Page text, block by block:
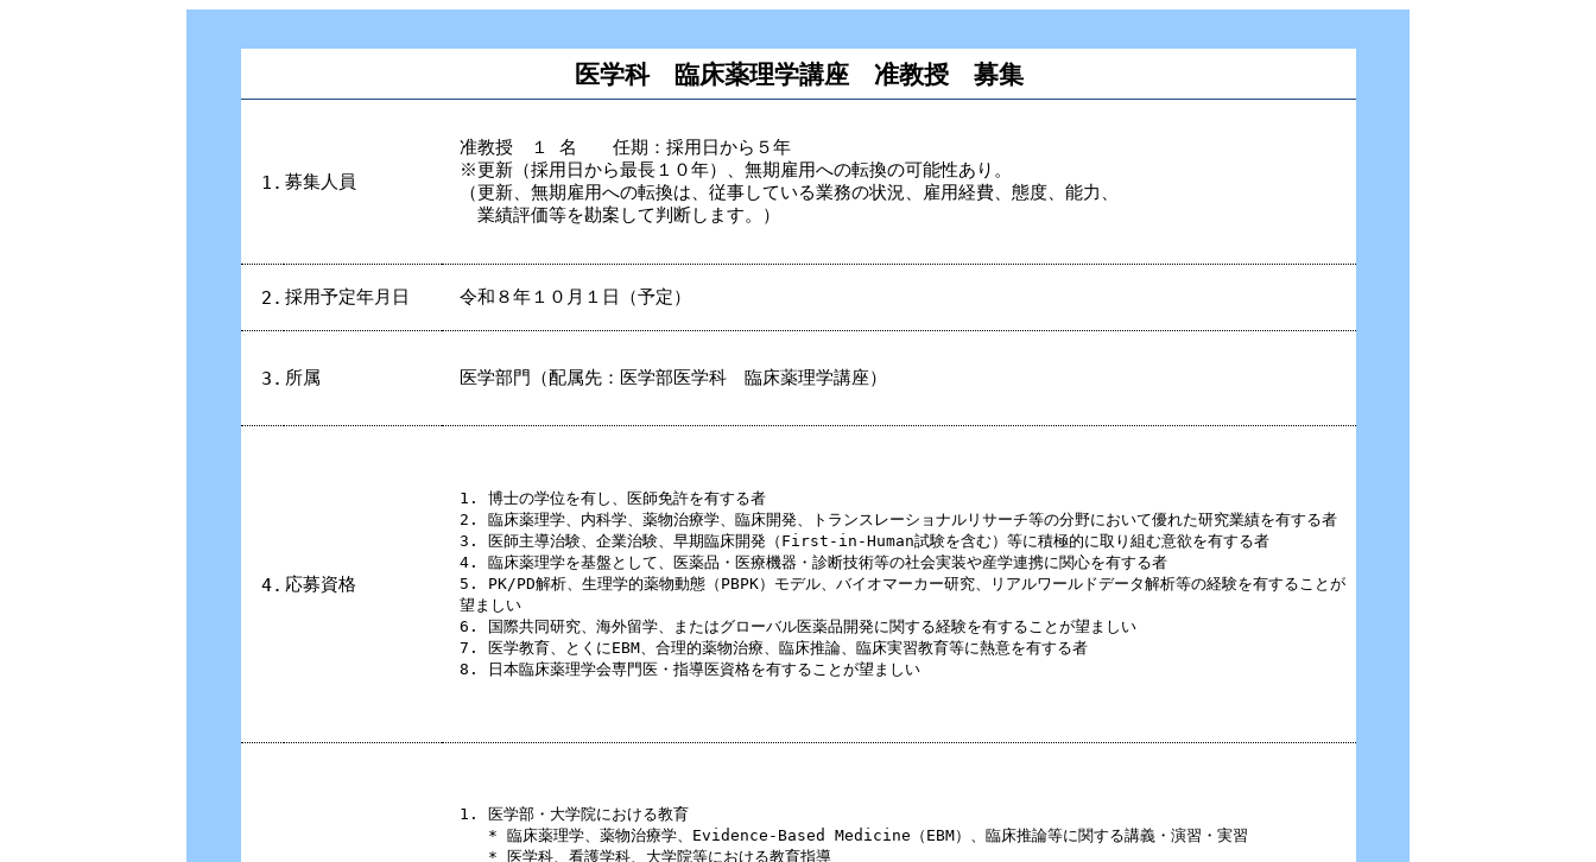
医学科 臨床薬理学講座 准教授 募集
1. 募集人員
准教授 １ 名 任期：採用日から５年
※更新（採用日から最長１０年）、無期雇用への転換の可能性あり。
（更新、無期雇用への転換は、従事している業務の状況、雇用経費、態度、能力、
業績評価等を勘案して判断します。）
2. 採用予定年月日 令和８年１０月１日（予定）
3. 所属 医学部門（配属先：医学部医学科 臨床薬理学講座）
4. 応募資格
1. 博士の学位を有し、医師免許を有する者
2. 臨床薬理学、内科学、薬物治療学、臨床開発、トランスレーショナルリサーチ等の分野において優れた研究業績を有する者
3. 医師主導治験、企業治験、早期臨床開発（First-in-Human試験を含む）等に積極的に取り組む意欲を有する者
4. 臨床薬理学を基盤として、医薬品・医療機器・診断技術等の社会実装や産学連携に関心を有する者
5. PK/PD解析、生理学的薬物動態（PBPK）モデル、バイオマーカー研究、リアルワールドデータ解析等の経験を有することが
望ましい
6. 国際共同研究、海外留学、またはグローバル医薬品開発に関する経験を有することが望ましい
7. 医学教育、とくにEBM、合理的薬物治療、臨床推論、臨床実習教育等に熱意を有する者
8. 日本臨床薬理学会専門医・指導医資格を有することが望ましい
1. 医学部・大学院における教育
* 臨床薬理学、薬物治療学、Evidence-Based Medicine（EBM）、臨床推論等に関する講義・演習・実習
* 医学科、看護学科、大学院等における教育指導